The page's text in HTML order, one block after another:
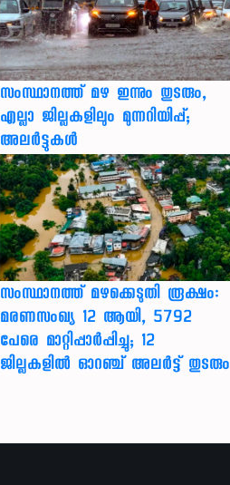
സംസ്ഥാനത്ത് മഴ ഇന്നും തുടരും,
എല്ലാ ജില്ലകളിലും മുന്നറിയിപ്പ്;
അലർട്ടുകൾ
സംസ്ഥാനത്ത് മഴക്കെടുതി രൂക്ഷം:
മരണസംഖ്യ 12 ആയി, 5792
പേരെ മാറ്റിപ്പാർപ്പിച്ചു; 12
ജില്ലകളിൽ ഓറഞ്ച് അലർട്ട് തുടരും